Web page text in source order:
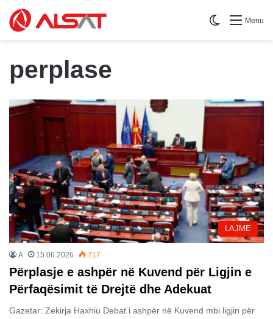
Menu
Switch skin
perplase
LAJME
A 15.06.2026 717
Përplasje e ashpër në Kuvend për Ligjin e
Përfaqësimit të Drejtë dhe Adekuat
Gazetar: Zekirja Haxhiu Debat i ashpër në Kuvend mbi ligjin për